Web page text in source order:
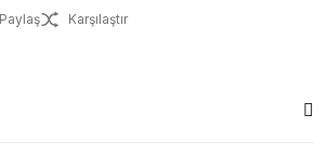
Paylaş Karşılaştır